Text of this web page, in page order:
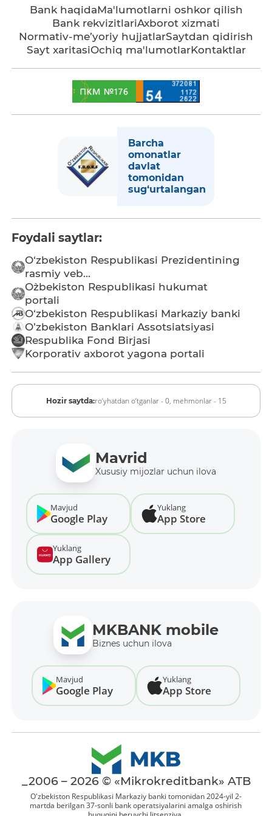
Bank haqidaMa'lumotlarni oshkor qilish
Bank rekvizitlariAxborot xizmati
Normativ-me’yoriy hujjatlarSaytdan qidirish
Sayt xaritasiOchiq ma'lumotlarKontaktlar
Barcha
omonatlar
davlat
tomonidan
sug‘urtalangan
Foydali saytlar:
O‘zbekiston Respublikasi Prezidentining
rasmiy veb...
O`zbekiston Respublikasi hukumat
portali
O‘zbekiston Respublikasi Markaziy banki
O’zbekiston Banklari Assotsiatsiyasi
Respublika Fond Birjasi
Korporativ axborot yagona portali
Hozir saytda:ro‘yhatdan o‘tganlar - 0, mehmonlar - 15
Mavrid
Xususiy mijozlar uchun ilova
Mavjud
Google Play
Yuklang
App Store
Yuklang
App Gallery
MKBANK mobile
Biznes uchun ilova
Mavjud
Google Play
Yuklang
App Store
_2006 – 2026 © «Mikrokreditbank» ATB
O'zbekiston Respublikasi Markaziy banki tomonidan 2024-yil 2-
martda berilgan 37-sonli bank operatsiyalarini amalga oshirish